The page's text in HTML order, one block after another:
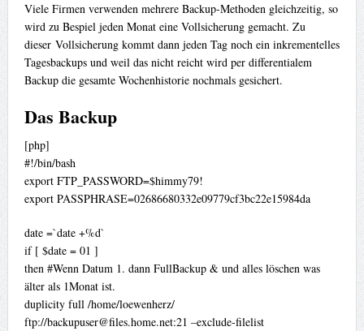
Viele Firmen verwenden mehrere Backup-Methoden gleichzeitig, so
wird zu Bespiel jeden Monat eine Vollsicherung gemacht. Zu
dieser Vollsicherung kommt dann jeden Tag noch ein inkrementelles
Tagesbackups und weil das nicht reicht wird per differentialem
Backup die gesamte Wochenhistorie nochmals gesichert.
Das Backup
[php]
#!/bin/bash
export FTP_PASSWORD=$himmy79!
export PASSPHRASE=02686680332e09779cf3bc22e15984da
date =`date +%d`
if [ $date = 01 ]
then #Wenn Datum 1. dann FullBackup & und alles löschen was
älter als 1Monat ist.
duplicity full /home/loewenherz/
ftp://backupuser@files.home.net:21 –exclude-filelist